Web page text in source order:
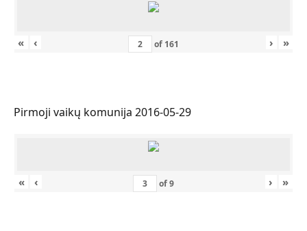
« ‹ of 161 › »
Pirmoji vaikų komunija 2016-05-29
« ‹ of9 › »